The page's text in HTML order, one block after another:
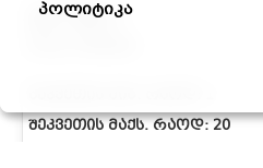
17.72
ᲨᲔᲙᲕᲔᲗᲘᲡ ᲛᲐᲥᲡ. ᲠᲐᲝᲓ:20
პოლიტიკა